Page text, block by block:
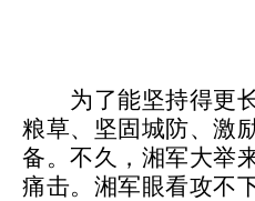
为了能坚持得更
粮草、坚固城防、激
备。不久，湘军大举
痛击。湘军眼看攻不